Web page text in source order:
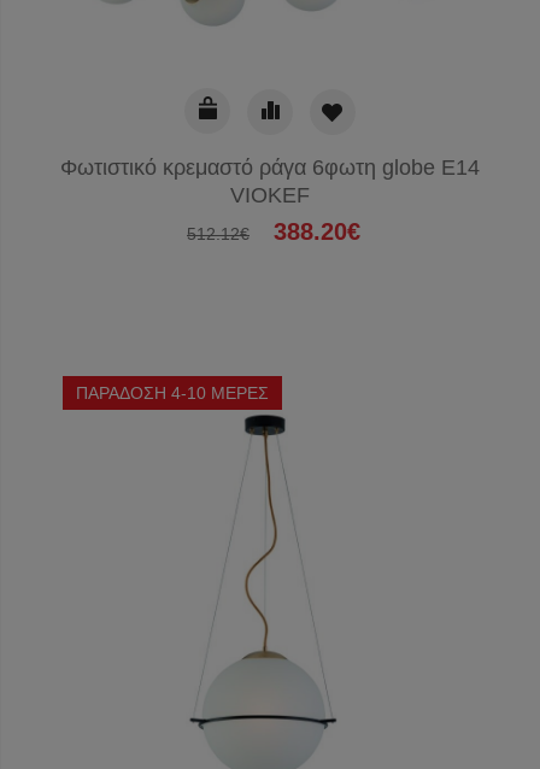
Φωτιστικό κρεμαστό ράγα 6φωτη globe E14
VIOKEF
512.12€ 388.20€
ΠΑΡΑΔΟΣΗ 4-10 ΜΕΡΕΣ